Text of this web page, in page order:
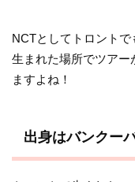
NCTとしてトロントで
生まれた場所でツアー
ますよね！
出身はバンクー